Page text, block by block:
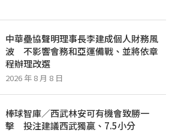
中華壘協聲明理事長李建成個人財務風
波 不影響會務和亞運備戰、並將依章
程辦理改選
2026 年 8 月 8 日
棒球智庫／西武林安可有機會致勝一
擊 投注建議西武獨贏、7.5小分